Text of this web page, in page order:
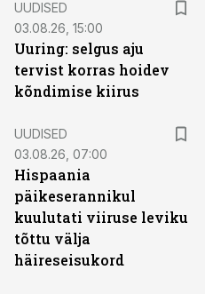
UUDISED
03.08.26, 15:00
Uuring: selgus aju
tervist korras hoidev
kõndimise kiirus
UUDISED
03.08.26, 07:00
Hispaania
päikeserannikul
kuulutati viiruse leviku
tõttu välja
häireseisukord